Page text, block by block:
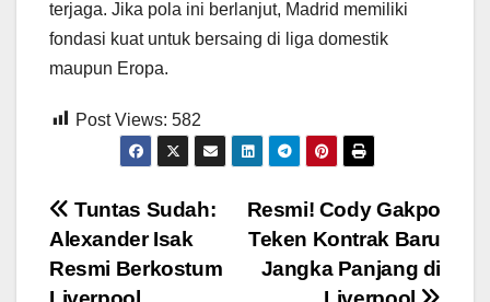
terjaga. Jika pola ini berlanjut, Madrid memiliki
fondasi kuat untuk bersaing di liga domestik
maupun Eropa.
Post Views: 582
Post
navigation
Resmi! Cody Gakpo
Teken Kontrak Baru
Jangka Panjang di
Tuntas Sudah:
Alexander Isak
Resmi Berkostum